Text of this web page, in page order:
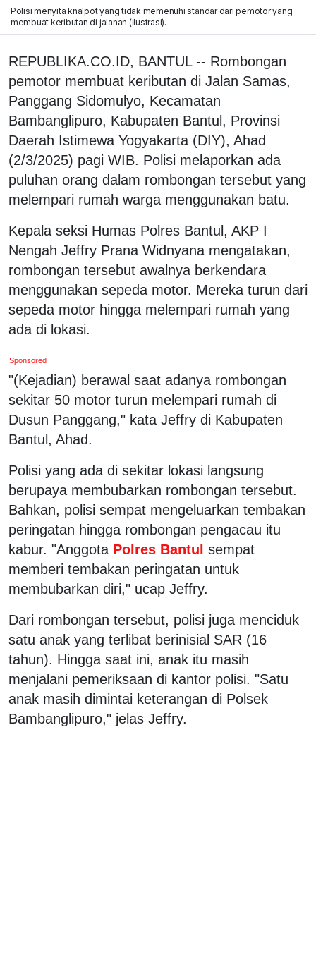
Polisi menyita knalpot yang tidak memenuhi standar dari pemotor yang
membuat keributan di jalanan (ilustrasi).
REPUBLIKA.CO.ID, BANTUL -- Rombongan
pemotor membuat keributan di Jalan Samas,
Panggang Sidomulyo, Kecamatan
Bambanglipuro, Kabupaten Bantul, Provinsi
Daerah Istimewa Yogyakarta (DIY), Ahad
(2/3/2025) pagi WIB. Polisi melaporkan ada
puluhan orang dalam rombongan tersebut yang
melempari rumah warga menggunakan batu.
Kepala seksi Humas Polres Bantul, AKP I
Nengah Jeffry Prana Widnyana mengatakan,
rombongan tersebut awalnya berkendara
menggunakan sepeda motor. Mereka turun dari
sepeda motor hingga melempari rumah yang
ada di lokasi.
Sponsored
"(Kejadian) berawal saat adanya rombongan
sekitar 50 motor turun melempari rumah di
Dusun Panggang," kata Jeffry di Kabupaten
Bantul, Ahad.
Polisi yang ada di sekitar lokasi langsung
berupaya membubarkan rombongan tersebut.
Bahkan, polisi sempat mengeluarkan tembakan
peringatan hingga rombongan pengacau itu
kabur. "Anggota Polres Bantul sempat
memberi tembakan peringatan untuk
membubarkan diri," ucap Jeffry.
Dari rombongan tersebut, polisi juga menciduk
satu anak yang terlibat berinisial SAR (16
tahun). Hingga saat ini, anak itu masih
menjalani pemeriksaan di kantor polisi. "Satu
anak masih dimintai keterangan di Polsek
Bambanglipuro," jelas Jeffry.